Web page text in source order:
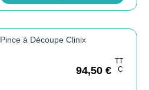
Pince à Découpe Clinix
94,50 €
TT
C